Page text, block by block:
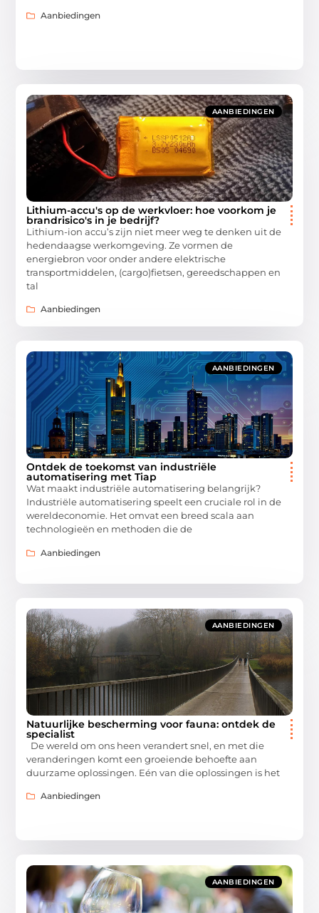
Aanbiedingen
AANBIEDINGEN
Lithium-accu's op de werkvloer: hoe voorkom je
brandrisico's in je bedrijf?
Lithium-ion accu’s zijn niet meer weg te denken uit de
hedendaagse werkomgeving. Ze vormen de
energiebron voor onder andere elektrische
transportmiddelen, (cargo)fietsen, gereedschappen en
tal
Aanbiedingen
AANBIEDINGEN
Ontdek de toekomst van industriële
automatisering met Tiap
Wat maakt industriële automatisering belangrijk?
Industriële automatisering speelt een cruciale rol in de
wereldeconomie. Het omvat een breed scala aan
technologieën en methoden die de
Aanbiedingen
AANBIEDINGEN
Natuurlijke bescherming voor fauna: ontdek de
specialist
De wereld om ons heen verandert snel, en met die
veranderingen komt een groeiende behoefte aan
duurzame oplossingen. Eén van die oplossingen is het
Aanbiedingen
AANBIEDINGEN